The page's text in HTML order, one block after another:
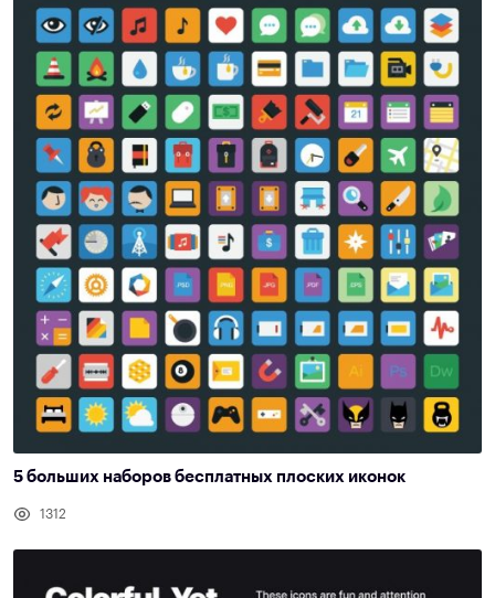
5 больших наборов бесплатных плоских иконок
1312